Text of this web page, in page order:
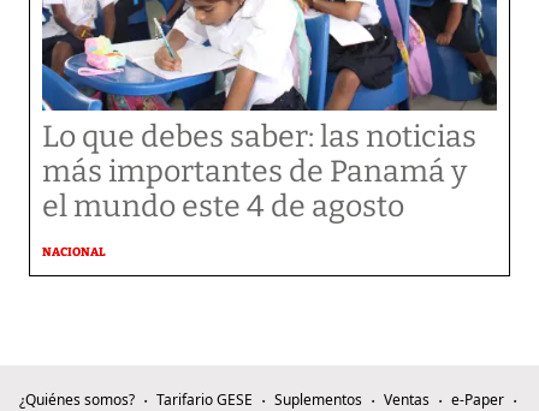
Lo que debes saber: las noticias
más importantes de Panamá y
el mundo este 4 de agosto
NACIONAL
¿Quiénes somos? Tarifario GESE Suplementos Ventas
e-Paper